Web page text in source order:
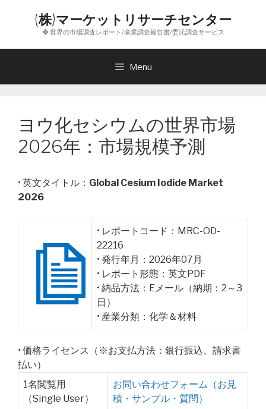
ン
(株)マーケットリサーチセンター
❖ 世界の市場調査レポート/産業調査報告書/委託調査サービス
Menu
ヨウ化セシウムの世界市場
2026年：市場規模予測
• 英文タイトル： Global Cesium Iodide Market
2026
• レポートコード：MRC-OD-
22216
• 発行年月：2026年07月
• レポート形態：英文PDF
• 納品方法：Eメール（納期：2～3
日）
• 産業分類：化学＆材料
• 価格ライセンス（※お支払方法：銀行振込、請求書
払い）
1名閲覧用
（Single User）
お問い合わせフォーム（お見
積・サンプル・質問）